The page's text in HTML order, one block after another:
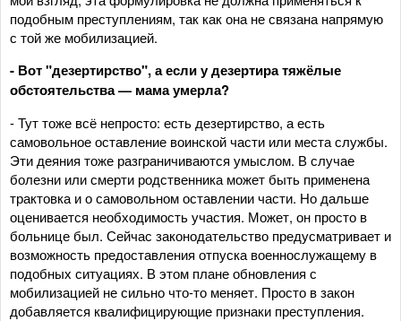
подобным преступлениям, так как она не связана напрямую
с той же мобилизацией.
- Вот "дезертирство", а если у дезертира тяжёлые
обстоятельства — мама умерла?
- Тут тоже всё непросто: есть дезертирство, а есть
самовольное оставление воинской части или места службы.
Эти деяния тоже разграничиваются умыслом. В случае
болезни или смерти родственника может быть применена
трактовка и о самовольном оставлении части. Но дальше
оценивается необходимость участия. Может, он просто в
больнице был. Сейчас законодательство предусматривает и
возможность предоставления отпуска военнослужащему в
подобных ситуациях. В этом плане обновления с
мобилизацией не сильно что-то меняет. Просто в закон
добавляется квалифицирующие признаки преступления.